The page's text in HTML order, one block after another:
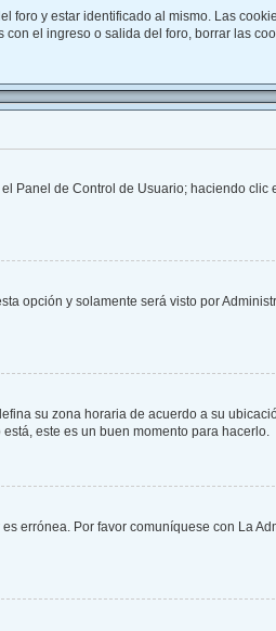
foro y estar identificado al mismo. Las
el ingreso o salida del foro, borrar las
Panel de Control de Usuario; haciendo clic
opción y solamente será visto por
su zona horaria de acuerdo a su
este es un buen momento para hacerlo.
errónea. Por favor comuníquese con La